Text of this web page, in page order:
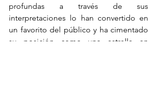
profundas a través de sus
interpretaciones lo han convertido en
un favorito del público y ha cimentado
su posición como una estrella en